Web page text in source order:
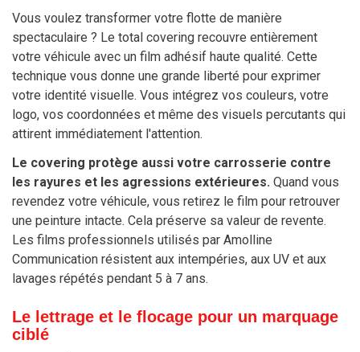
Vous voulez transformer votre flotte de manière
spectaculaire ? Le total covering recouvre entièrement
votre véhicule avec un film adhésif haute qualité. Cette
technique vous donne une grande liberté pour exprimer
votre identité visuelle. Vous intégrez vos couleurs, votre
logo, vos coordonnées et même des visuels percutants qui
attirent immédiatement l'attention.
Le covering protège aussi votre carrosserie contre
les rayures et les agressions extérieures. Quand vous
revendez votre véhicule, vous retirez le film pour retrouver
une peinture intacte. Cela préserve sa valeur de revente.
Les films professionnels utilisés par Amolline
Communication résistent aux intempéries, aux UV et aux
lavages répétés pendant 5 à 7 ans.
Le lettrage et le flocage pour un marquage
ciblé